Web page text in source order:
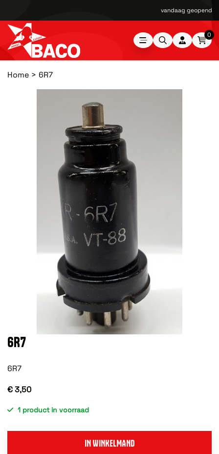
vandaag geopend
0
Home 6R7
6R7
6R7
€ 3,50
1 product in voorraad
IN WINKELMAND